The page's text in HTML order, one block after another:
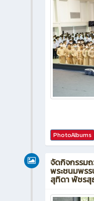
PhotoAlbums
จัดกิจกรรม
พระชนมพรร
สุทิดา พัชร